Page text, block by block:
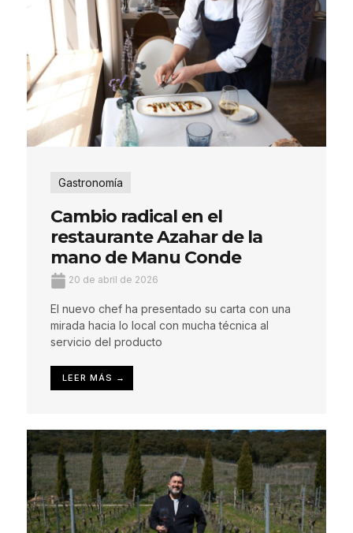
Gastronomía
Cambio radical en el
restaurante Azahar de la
mano de Manu Conde
20 de abril de 2026
El nuevo chef ha presentado su carta con una
mirada hacia lo local con mucha técnica al
servicio del producto
LEER MÁS →